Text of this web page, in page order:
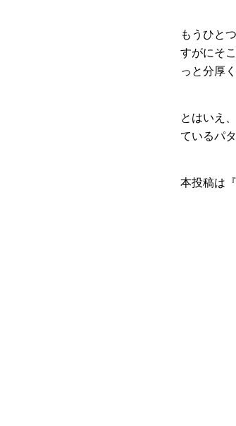
もうひと
すがにそ
っと分厚
とはいえ
ているパ
本投稿は